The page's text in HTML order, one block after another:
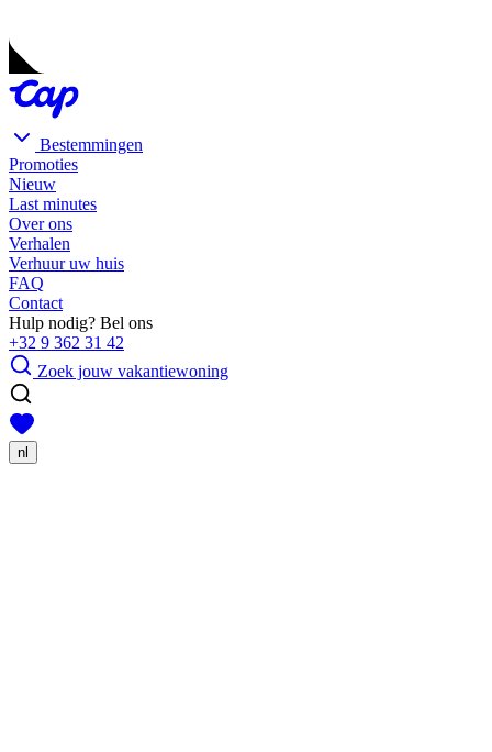
Bestemmingen
Promoties
Nieuw
Last minutes
Over ons
Verhalen
Verhuur uw huis
FAQ
Contact
Hulp nodig? Bel ons
+32 9 362 31 42
Zoek jouw vakantiewoning
nl